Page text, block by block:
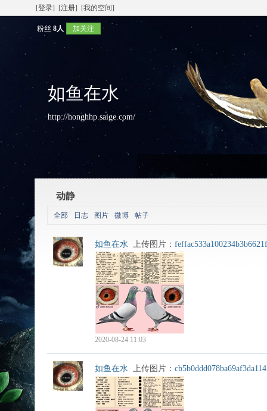
[登录] [注册] [我的空间]
粉丝 8人 加关注
如鱼在水
http://honghhp.saige.com/
动静
全部 日志 图片 微博 帖子
如鱼在水 上传图片：
2020-08-24 11:03
如鱼在水 上传图片：